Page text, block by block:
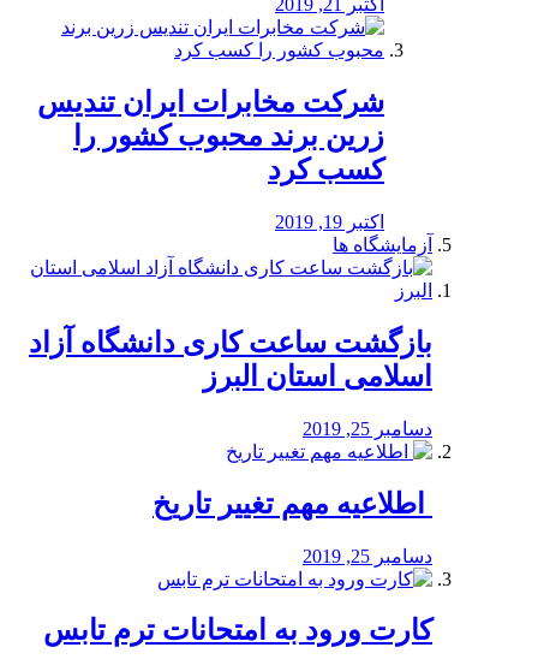
اکتبر 21, 2019
شرکت مخابرات ایران تندیس
زرین برند محبوب کشور را
کسب کرد
اکتبر 19, 2019
آزمایشگاه ها
بازگشت ساعت کاری دانشگاه آزاد
اسلامی استان البرز
دسامبر 25, 2019
️ اطلاعیه مهم تغییر تاریخ
دسامبر 25, 2019
کارت ورود به امتحانات ترم تابس